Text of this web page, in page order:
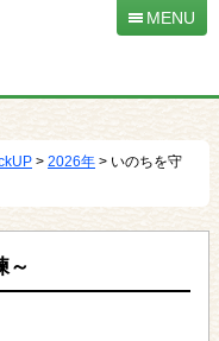
MENU
> 2026年 > いのちを守
～